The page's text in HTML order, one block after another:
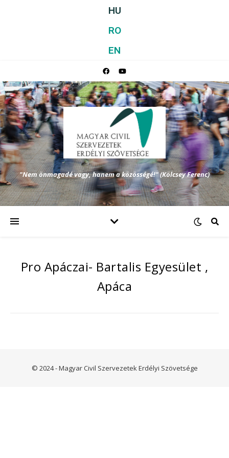
HU
RO
EN
"Nem önmagadé vagy, hanem a közösségé!" (Kölcsey Ferenc)
Pro Apáczai- Bartalis Egyesület ,
Apáca
© 2024 - Magyar Civil Szervezetek Erdélyi Szövetsége